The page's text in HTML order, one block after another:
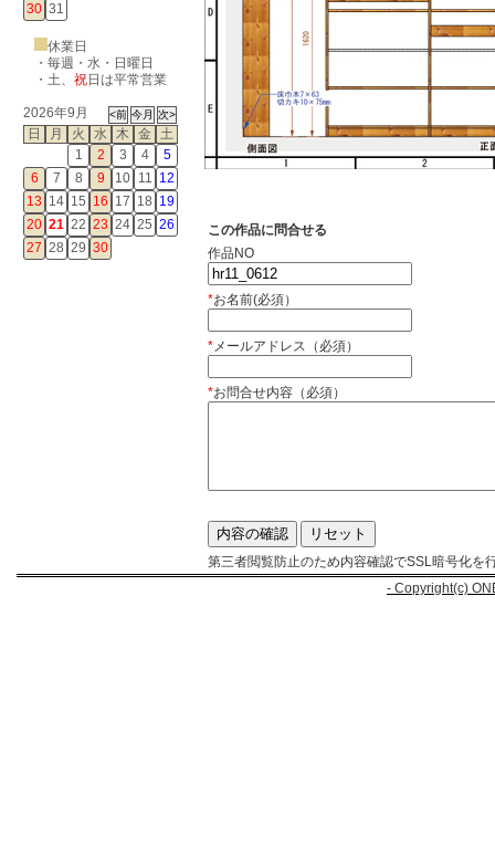
30 31
休業日
・毎週・水・日曜日
・ 土、 祝日は平常営業
2026年9月
日
月 火 水 木 金
土
1
2 3 4
5
6
7 8 9 10 11 12
13 14 15 16 17 18 19
20 21 22 23 24 25 26
27 28 29 30
この作品に問合せる
作品NO
*お名前(必須）
*メールアドレス（必須）
*お問合せ内容（必須）
第三者閲覧防止のため内容確認でSSL暗号化を
- Copyright(c)